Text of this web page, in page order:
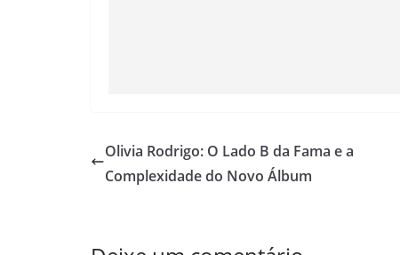
Olivia Rodrigo: O Lado B da Fama e a
Complexidade do Novo Álbum